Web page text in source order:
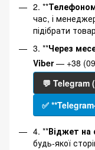
2. **
час, і
підібрати
3. **Через
Viber— +38
💬
✅
4. **Віджет на
будь-якої